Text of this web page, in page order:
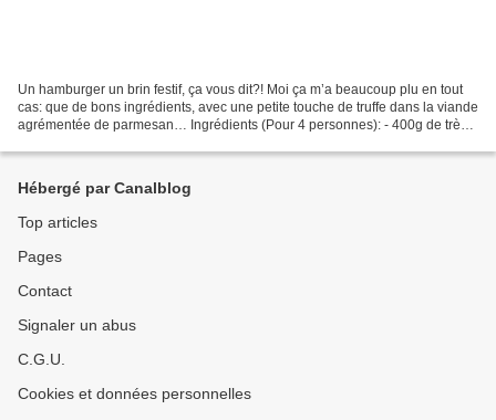
Un hamburger un brin festif, ça vous dit?! Moi ça m’a beaucoup plu en tout
cas: que de bons ingrédients, avec une petite touche de truffe dans la viande
agrémentée de parmesan… Ingrédients (Pour 4 personnes): - 400g de très
Hébergé par Canalblog
Top articles
Pages
Contact
Signaler un abus
C.G.U.
Cookies et données personnelles